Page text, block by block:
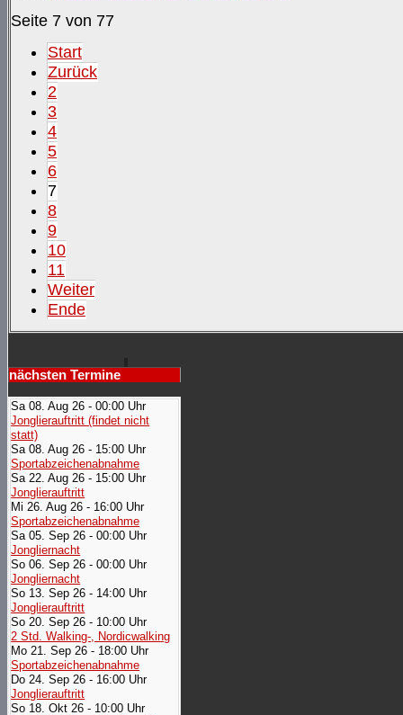
Seite 7 von 77
Start
Zurück
2
3
4
5
6
7
8
9
10
11
Weiter
Ende
nächsten Termine
Sa 08. Aug 26 - 00:00 Uhr
Jonglierauftritt (findet nicht
statt)
Sa 08. Aug 26 - 15:00 Uhr
Sportabzeichenabnahme
Sa 22. Aug 26 - 15:00 Uhr
Jonglierauftritt
Mi 26. Aug 26 - 16:00 Uhr
Sportabzeichenabnahme
Sa 05. Sep 26 - 00:00 Uhr
Jongliernacht
So 06. Sep 26 - 00:00 Uhr
Jongliernacht
So 13. Sep 26 - 14:00 Uhr
Jonglierauftritt
So 20. Sep 26 - 10:00 Uhr
2 Std. Walking-, Nordicwalking
Mo 21. Sep 26 - 18:00 Uhr
Sportabzeichenabnahme
Do 24. Sep 26 - 16:00 Uhr
Jonglierauftritt
So 18. Okt 26 - 10:00 Uhr